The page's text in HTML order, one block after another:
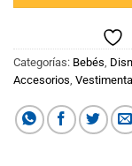
Categorías: Bebés,
Accesorios,